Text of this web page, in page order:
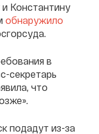
Константину
обнаружило
в
секретарь
что
подадут из-за